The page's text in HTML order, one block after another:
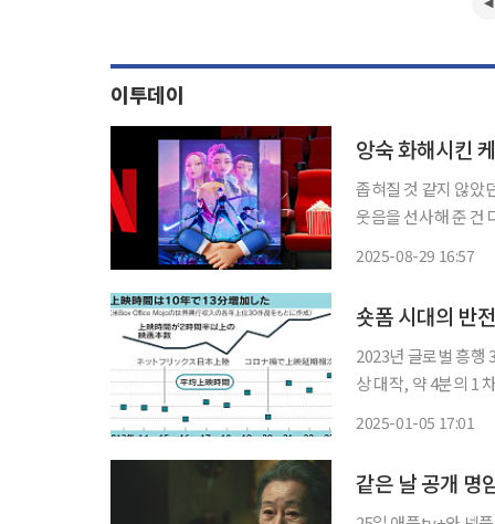
이투데이
앙숙 화해시킨
좁혀질 것 같지 않았
웃음을 선사해 준 건 다름 아닌 ‘금
2025-08-29 16:57
숏폼 시대의 반
2023년 글로벌 흥
상 대작, 약 4분의 1 차지 숏폼이 대세인 최근 추세와 달리 영화계는 오히려 상
2025-01-05 17:01
같은 날 공개